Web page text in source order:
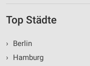
Top Städte
›
Berlin
›
Hamburg